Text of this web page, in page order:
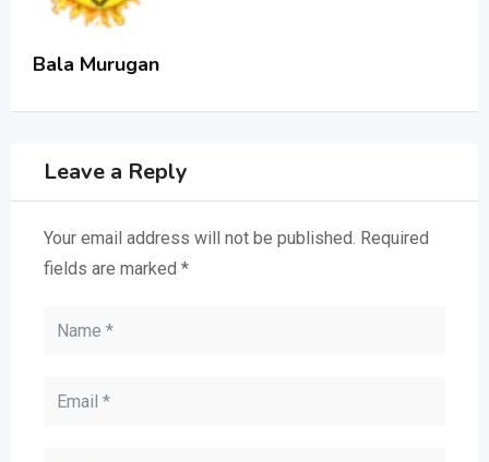
Bala Murugan
Leave a Reply
Your email address will not be published. Required
fields are marked *